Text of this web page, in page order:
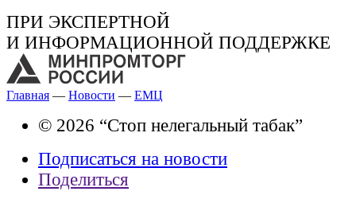
ПРИ ЭКСПЕРТНОЙ
И ИНФОРМАЦИОННОЙ ПОДДЕРЖКЕ
Главная — Новости — ЕМЦ
© 2026 “Стоп нелегальный табак”
Подписаться на новости
Поделиться